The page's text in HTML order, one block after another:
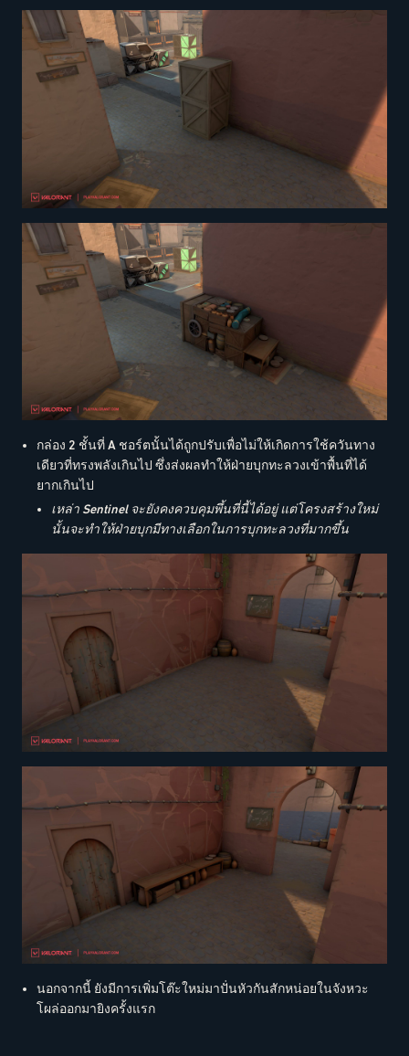
กล่อง 2 ชั้นที่ A ชอร์ตนั้นได้ถูกปรับเพื่อไม่ให้เกิดการใช้ควันทาง
เดียวที่ทรงพลังเกินไป ซึ่งส่งผลทำให้ฝ่ายบุกทะลวงเข้าพื้นที่ได้
ยากเกินไป
เหล่า Sentinel จะยังคงควบคุมพึ้นที่นี้ได้อยู่ แต่โครงสร้างใหม่
นั้นจะทำให้ฝ่ายบุกมีทางเลือกในการบุกทะลวงที่มากขึ้น
นอกจากนี้ ยังมีการเพิ่มโต๊ะใหม่มาปั่นหัวกันสักหน่อยในจังหวะ
โผล่ออกมายิงครั้งแรก